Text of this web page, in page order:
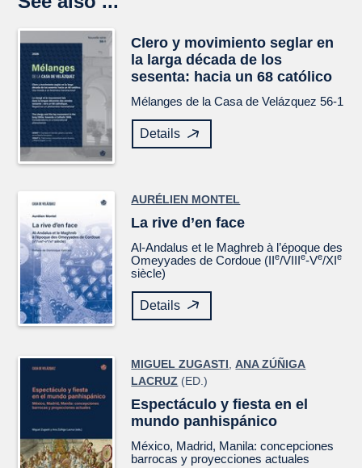
Clero y movimiento seglar en
la larga década de los
sesenta: hacia un 68 católico
Mélanges de la Casa de Velázquez 56-1
Details
AURÉLIEN MONTEL
La rive d’en face
Al-Andalus et le Maghreb à l’époque des
Omeyyades de Cordoue (IIe/VIIIe-Ve/XIe
siècle)
Details
MIGUEL ZUGASTI ,ANA ZÚÑIGA
LACRUZ (ED.)
Espectáculo y fiesta en el
mundo panhispánico
México, Madrid, Manila: concepciones
barrocas y proyecciones actuales